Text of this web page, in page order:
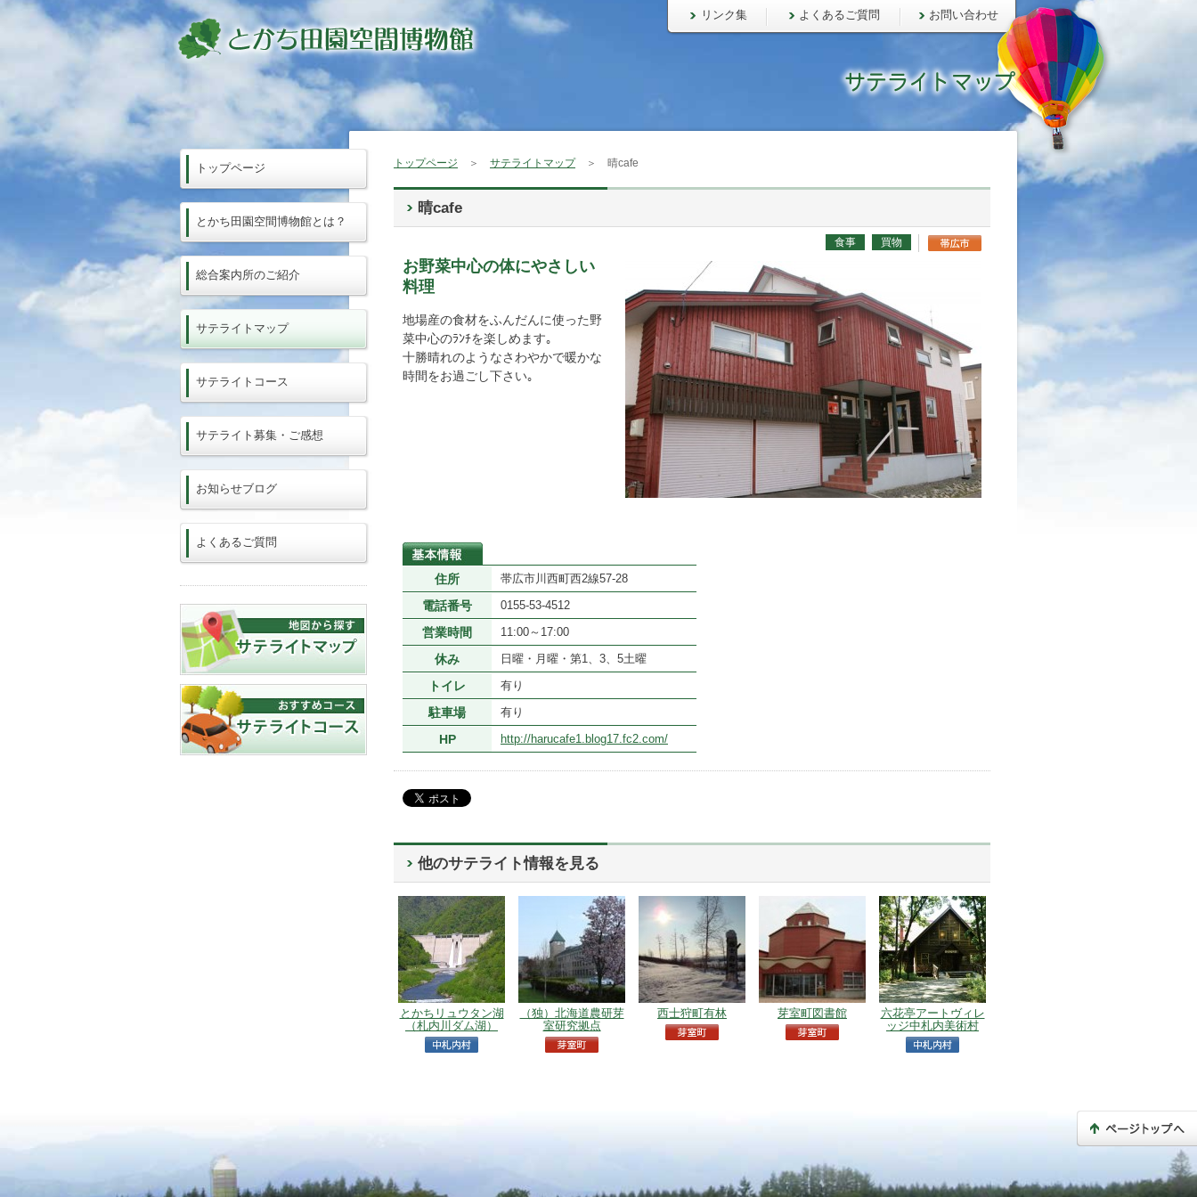
リンク集 よくあるご質問 お問い合わせ
トップページ ＞ サテライトマップ＞ 晴cafe
晴cafe
買物
食事
お野菜中心の体にやさしい
料理
地場産の食材をふんだんに使った野
菜中心のﾗﾝﾁを楽しめます｡
十勝晴れのようなさわやかで暖かな
時間をお過ごし下さい｡
住所 帯広市川西町西2線57-28
電話番号 0155-53-4512
営業時間 11:00～17:00
休み 日曜・月曜・第1、3、5土曜
トイレ 有り
駐車場 有り
HP http://harucafe1.blog17.fc2.com/
他のサテライト情報を見る
とかちリュウタン湖
（札内川ダム湖）
（独）北海道農研芽
室研究拠点
西士狩町有林 芽室町図書館
六花亭アートヴィレ
ッジ中札内美術村
トップページ
とかち田園空間博物館とは？
総合案内所のご紹介
サテライトマップ
サテライトコース
サテライト募集・ご感想
お知らせブログ
よくあるご質問